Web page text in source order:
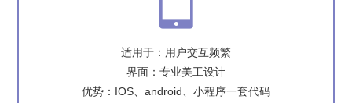
适用于：用户交互频繁
界面：专业美工设计
优势：IOS、android、小程序一套代码